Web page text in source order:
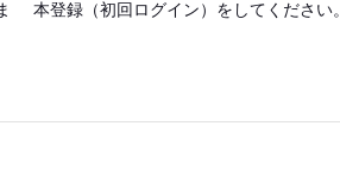
本登録（初回ログイン）をしてください。